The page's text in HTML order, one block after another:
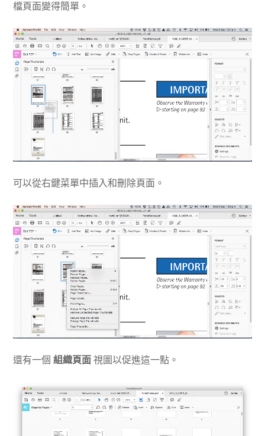
檔頁面變得簡單。
可以從右鍵菜單中插入和刪除頁面。
還有一個組織頁面 視圖以促進這一點。